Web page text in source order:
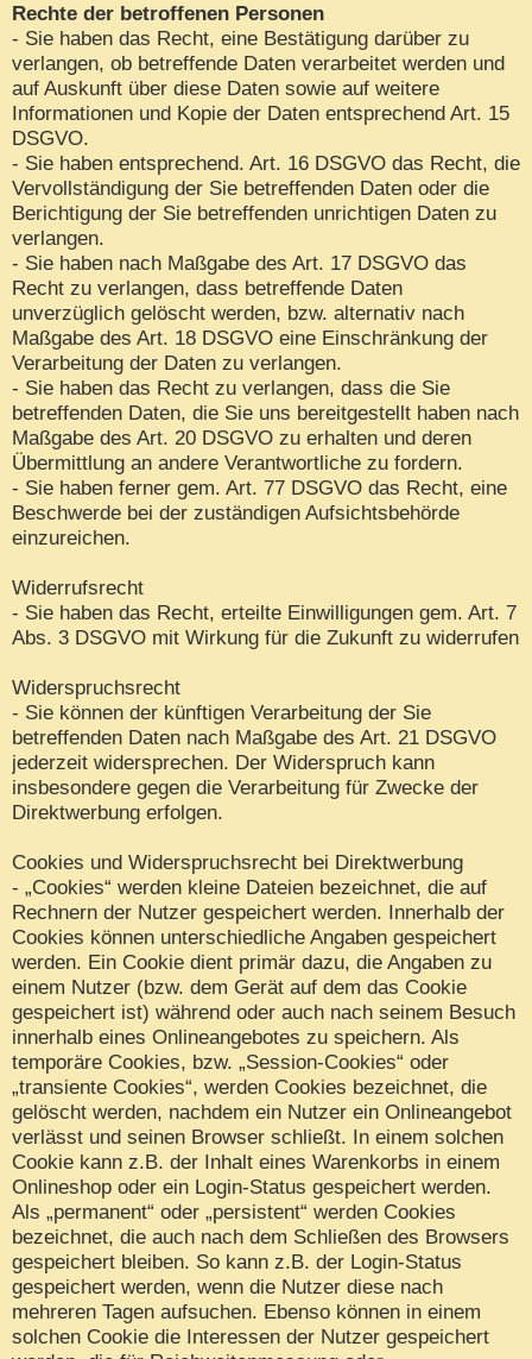
Rechte der betroffenen Personen
- Sie haben das Recht, eine Bestätigung darüber zu
verlangen, ob betreffende Daten verarbeitet werden und
auf Auskunft über diese Daten sowie auf weitere
Informationen und Kopie der Daten entsprechend Art. 15
DSGVO.
- Sie haben entsprechend. Art. 16 DSGVO das Recht, die
Vervollständigung der Sie betreffenden Daten oder die
Berichtigung der Sie betreffenden unrichtigen Daten zu
verlangen.
- Sie haben nach Maßgabe des Art. 17 DSGVO das
Recht zu verlangen, dass betreffende Daten
unverzüglich gelöscht werden, bzw. alternativ nach
Maßgabe des Art. 18 DSGVO eine Einschränkung der
Verarbeitung der Daten zu verlangen.
- Sie haben das Recht zu verlangen, dass die Sie
betreffenden Daten, die Sie uns bereitgestellt haben nach
Maßgabe des Art. 20 DSGVO zu erhalten und deren
Übermittlung an andere Verantwortliche zu fordern.
- Sie haben ferner gem. Art. 77 DSGVO das Recht, eine
Beschwerde bei der zuständigen Aufsichtsbehörde
einzureichen.
Widerrufsrecht
- Sie haben das Recht, erteilte Einwilligungen gem. Art. 7
Abs. 3 DSGVO mit Wirkung für die Zukunft zu widerrufen
Widerspruchsrecht
- Sie können der künftigen Verarbeitung der Sie
betreffenden Daten nach Maßgabe des Art. 21 DSGVO
jederzeit widersprechen. Der Widerspruch kann
insbesondere gegen die Verarbeitung für Zwecke der
Direktwerbung erfolgen.
Cookies und Widerspruchsrecht bei Direktwerbung
- „Cookies“ werden kleine Dateien bezeichnet, die auf
Rechnern der Nutzer gespeichert werden. Innerhalb der
Cookies können unterschiedliche Angaben gespeichert
werden. Ein Cookie dient primär dazu, die Angaben zu
einem Nutzer (bzw. dem Gerät auf dem das Cookie
gespeichert ist) während oder auch nach seinem Besuch
innerhalb eines Onlineangebotes zu speichern. Als
temporäre Cookies, bzw. „Session-Cookies“ oder
„transiente Cookies“, werden Cookies bezeichnet, die
gelöscht werden, nachdem ein Nutzer ein Onlineangebot
verlässt und seinen Browser schließt. In einem solchen
Cookie kann z.B. der Inhalt eines Warenkorbs in einem
Onlineshop oder ein Login-Status gespeichert werden.
Als „permanent“ oder „persistent“ werden Cookies
bezeichnet, die auch nach dem Schließen des Browsers
gespeichert bleiben. So kann z.B. der Login-Status
gespeichert werden, wenn die Nutzer diese nach
mehreren Tagen aufsuchen. Ebenso können in einem
solchen Cookie die Interessen der Nutzer gespeichert